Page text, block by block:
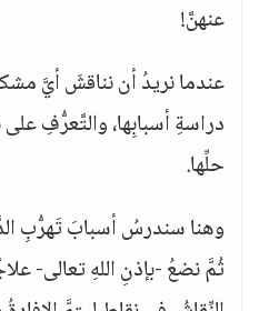
عنهنَّ!
عندما نريدُ أن نناقشَ أيَّ
دراسةِ أسبابِها، والتَّعرُّفِ
حلِّها.
وهنا سندرسُ أسبابَ تَهرُّبِ
ثُمَّ نضعُ -بإذنِ اللهِ تعالى-